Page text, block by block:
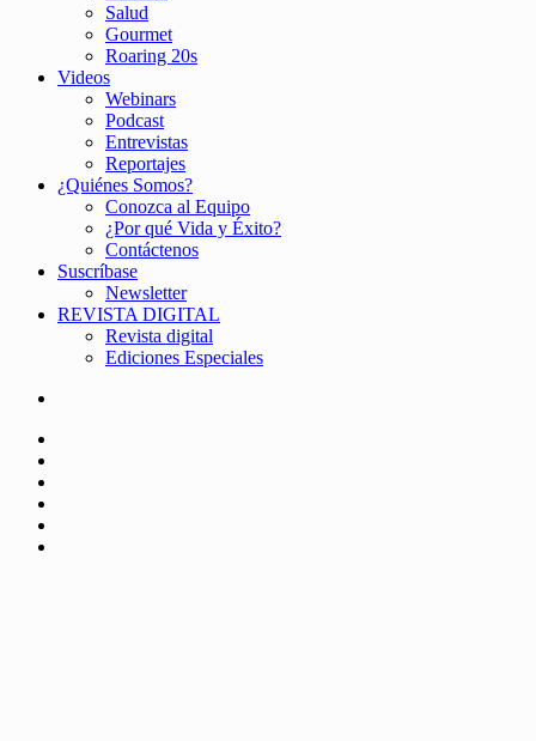
Salud
Gourmet
Roaring 20s
Videos
Webinars
Podcast
Entrevistas
Reportajes
¿Quiénes Somos?
Conozca al Equipo
¿Por qué Vida y Éxito?
Contáctenos
Suscríbase
Newsletter
REVISTA DIGITAL
Revista digital
Ediciones Especiales